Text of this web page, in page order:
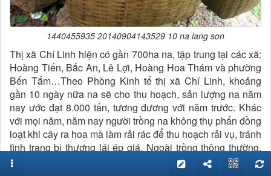
1440455935 20140904143529 10 na lang son
Thị xã Chí Linh hiện có gần 700ha na, tập trung tại các xã:
Hoàng Tiến, Bắc An, Lê Lợi, Hoàng Hoa Thám và phường
Bến Tắm…Theo Phòng Kinh tế thị xã Chí Linh, khoảng
gần 10 ngày nữa na sẽ cho thu hoạch, sản lượng na năm
nay ước đạt 8.000 tấn, tương đương với năm trước. Khác
với mọi năm, năm nay người trồng na không thụ phấn đồng
loạt khi cây ra hoa mà làm rải rác để thu hoạch rải vụ, tránh
tình trạng bị thương lái ép giá. Ngoài trồng thông thường,
để nâng cao chất lượng, thương hiệu của quả Na, trong